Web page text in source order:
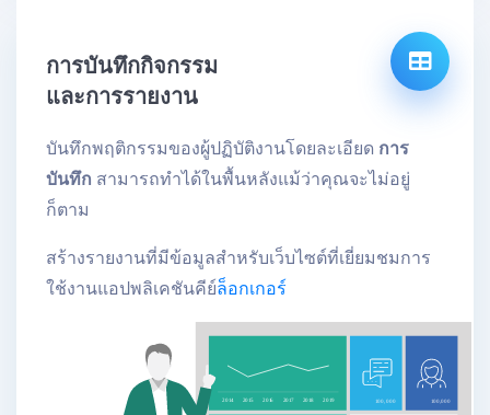
การบันทึกกิจกรรม
และการรายงาน
บันทึกพฤติกรรมของผู้ปฏิบัติงานโดยละเอียด การ
บันทึก สามารถทําได้ในพื้นหลังแม้ว่าคุณจะไม่อยู่
ก็ตาม
สร้างรายงานที่มีข้อมูลสําหรับเว็บไซต์ที่เยี่ยมชมการ
ใช้งานแอปพลิเคชันคีย์ล็อกเกอร์